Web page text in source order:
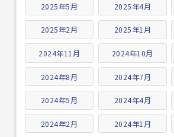
2025年5月 2025年4月
2025年2月 2025年1月
2024年11月 2024年10月
2024年8月 2024年7月
2024年5月 2024年4月
2024年2月 2024年1月